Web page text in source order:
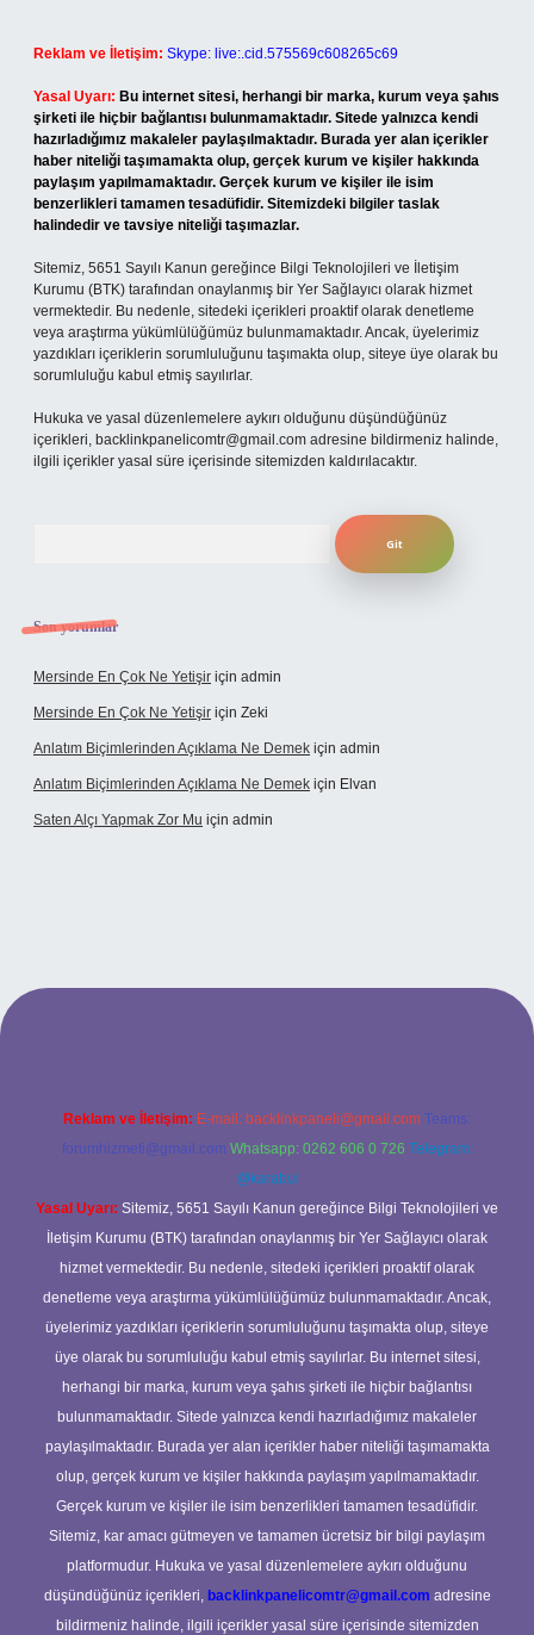
Reklam ve İletişim: Skype: live:.cid.575569c608265c69
Yasal Uyarı: Bu internet sitesi, herhangi bir marka, kurum veya şahıs
şirketi ile hiçbir bağlantısı bulunmamaktadır. Sitede yalnızca kendi
hazırladığımız makaleler paylaşılmaktadır. Burada yer alan içerikler
haber niteliği taşımamakta olup, gerçek kurum ve kişiler hakkında
paylaşım yapılmamaktadır. Gerçek kurum ve kişiler ile isim
benzerlikleri tamamen tesadüfidir. Sitemizdeki bilgiler taslak
halindedir ve tavsiye niteliği taşımazlar.
Sitemiz, 5651 Sayılı Kanun gereğince Bilgi Teknolojileri ve İletişim
Kurumu (BTK) tarafından onaylanmış bir Yer Sağlayıcı olarak hizmet
vermektedir. Bu nedenle, sitedeki içerikleri proaktif olarak denetleme
veya araştırma yükümlülüğümüz bulunmamaktadır. Ancak, üyelerimiz
yazdıkları içeriklerin sorumluluğunu taşımakta olup, siteye üye olarak bu
sorumluluğu kabul etmiş sayılırlar.
Hukuka ve yasal düzenlemelere aykırı olduğunu düşündüğünüz
içerikleri, backlinkpanelicomtr@gmail.com adresine bildirmeniz halinde,
ilgili içerikler yasal süre içerisinde sitemizden kaldırılacaktır.
Son yorumlar
Mersinde En Çok Ne Yetişir için admin
Mersinde En Çok Ne Yetişir için Zeki
Anlatım Biçimlerinden Açıklama Ne Demek için admin
Anlatım Biçimlerinden Açıklama Ne Demek için Elvan
Saten Alçı Yapmak Zor Mu için admin
Reklam ve İletişim: E-mail: backlinkpaneli@gmail.com Teams:
forumhizmeti@gmail.com Whatsapp: 0262 606 0 726 Telegram:
@karabul
Yasal Uyarı: Sitemiz, 5651 Sayılı Kanun gereğince Bilgi Teknolojileri ve
İletişim Kurumu (BTK) tarafından onaylanmış bir Yer Sağlayıcı olarak
hizmet vermektedir. Bu nedenle, sitedeki içerikleri proaktif olarak
denetleme veya araştırma yükümlülüğümüz bulunmamaktadır. Ancak,
üyelerimiz yazdıkları içeriklerin sorumluluğunu taşımakta olup, siteye
üye olarak bu sorumluluğu kabul etmiş sayılırlar. Bu internet sitesi,
herhangi bir marka, kurum veya şahıs şirketi ile hiçbir bağlantısı
bulunmamaktadır. Sitede yalnızca kendi hazırladığımız makaleler
paylaşılmaktadır. Burada yer alan içerikler haber niteliği taşımamakta
olup, gerçek kurum ve kişiler hakkında paylaşım yapılmamaktadır.
Gerçek kurum ve kişiler ile isim benzerlikleri tamamen tesadüfidir.
Sitemiz, kar amacı gütmeyen ve tamamen ücretsiz bir bilgi paylaşım
platformudur. Hukuka ve yasal düzenlemelere aykırı olduğunu
düşündüğünüz içerikleri, backlinkpanelicomtr@gmail.com adresine
bildirmeniz halinde, ilgili içerikler yasal süre içerisinde sitemizden